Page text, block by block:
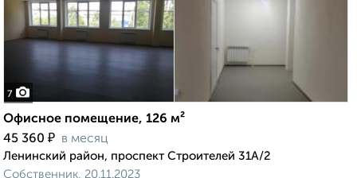
7
Офисное помещение, 126 м²
45 360 ₽ в месяц
Ленинский район, проспект Строителей 31А/2
Собственник, 20.11.2023